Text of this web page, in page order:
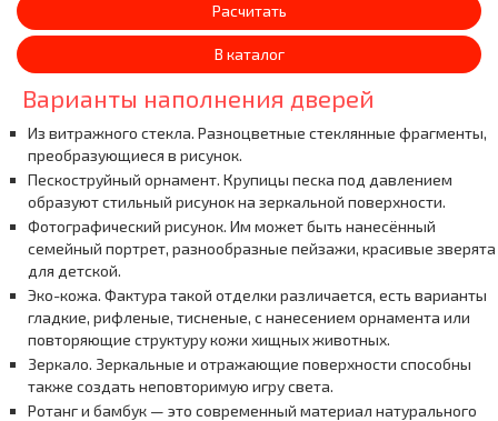
Расчитать
В каталог
Варианты наполнения дверей
Из витражного стекла. Разноцветные стеклянные фрагменты,
преобразующиеся в рисунок.
Пескоструйный орнамент. Крупицы песка под давлением
образуют стильный рисунок на зеркальной поверхности.
Фотографический рисунок. Им может быть нанесённый
семейный портрет, разнообразные пейзажи, красивые зверята
для детской.
Эко-кожа. Фактура такой отделки различается, есть варианты
гладкие, рифленые, тисненые, с нанесением орнамента или
повторяющие структуру кожи хищных животных.
Зеркало. Зеркальные и отражающие поверхности способны
также создать неповторимую игру света.
Ротанг и бамбук — это современный материал натурального